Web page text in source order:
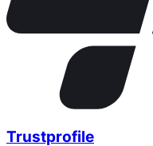
Trustprofile